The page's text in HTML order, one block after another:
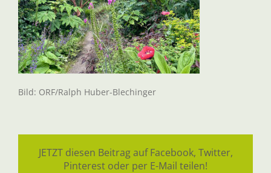
Bild: ORF/Ralph Huber-Blechinger
JETZT diesen Beitrag auf Facebook, Twitter,
Pinterest oder per E-Mail teilen!